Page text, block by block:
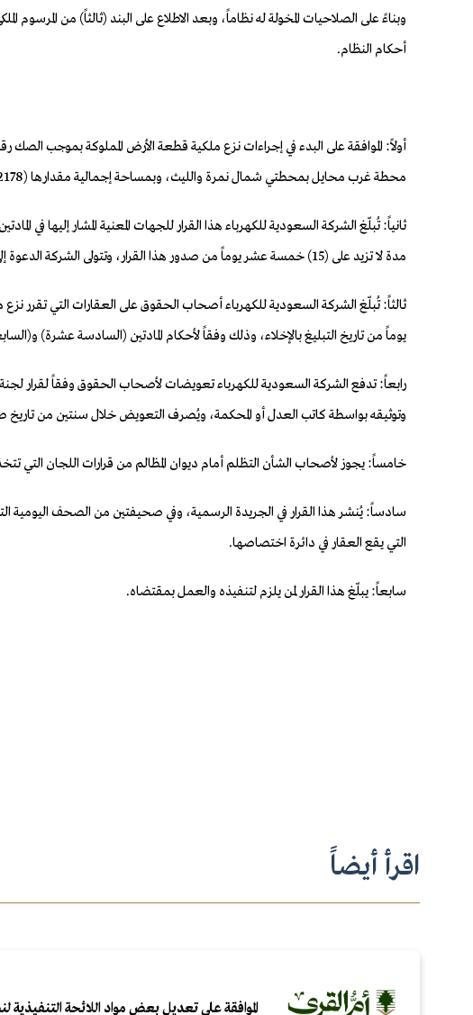
أحكام النظام.
محطة غرب محايل بمحطتي شمال نمرة والليث، وبمساحة إجمالية مقدارها (2178م2) ألفان ومائة وثمانية وسبعون متراً مربعاً، وفق القرار المساحي المرفق، لصالح الشركة السعودية للكهرباء.
ثانياً: تُبلّغ الشركة السعودية للكهرباء هذا القرار للجهات المعنية المشار
مدة لا تزيد على (15) خمسة عشر يوماً من صدور هذا القرار، وتتولى الشركة الدعوة إلى الاجتماعات، وإعداد المحاضر، واتخاذ الإجراءات اللازمة لمباشرة كل لجنة لمهماتها.
يوماً من تاريخ التبليغ بالإخلاء، وذلك وفقاً لأحكام المادتين (السادسة عشرة)
رابعاً: تدفع الشركة السعودية للكهرباء تعويضات لأصحاب الحقوق وفقاً لقرار
وتوثيقه بواسطة كاتب العدل أو المحكمة، ويُصرف التعويض خلال سنتين من تاريخ
خامساً: يجوز لأصحاب الشأن التظلم أمام ديوان المظالم من قرارات اللجان التي تتخذ وفقاً للنظام، خلال (60) ستين
سادساً: يُنشر هذا القرار في الجريدة الرسمية، وفي صحيفتين من الصحف اليومية التي
التي يقع العقار في دائرة اختصاصها.
سابعاً: يبلّغ هذا القرار لمن يلزم لتنفيذه والعمل بمقتضاه.
اقرأ أيضاً
الموافقة على تعديل بعض مواد اللائحة التنفيذية